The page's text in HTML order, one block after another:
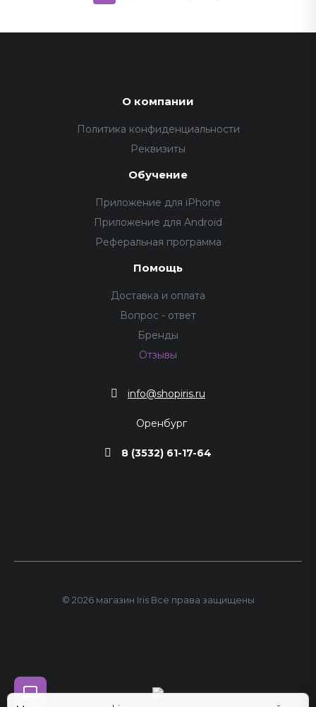
О компании
Политика конфиденциальности
Реквизиты
Обучение
Приложение для iPhone
Приложение для Android
Реферальная программа
Помощь
Доставка и оплата
Вопрос - ответ
Бренды
Отзывы
info@shopiris.ru
Оренбург
8 (3532) 61-17-64
© 2026 магазин Iris Все права защищены